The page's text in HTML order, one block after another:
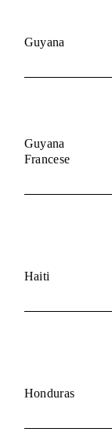
Guyana
Guyana
Francese
Haiti
Honduras